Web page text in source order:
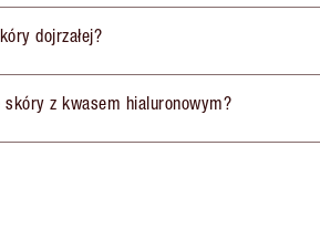
dojrzałej?
skóry z kwasem hialuronowym?